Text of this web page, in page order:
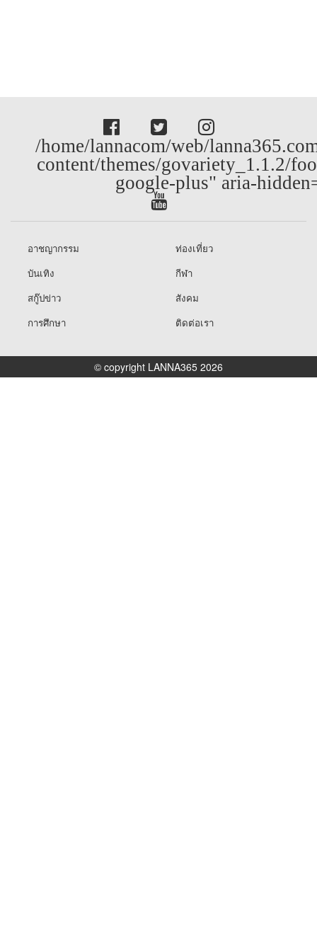
/home/lannacom/web/
content/themes/govariety_1.1.2/
google-plus" aria-
อาชญากรรม
ท่องเที่ยว
บันเทิง
กีฬา
สกู๊ปข่าว
สังคม
การศึกษา
ติดต่อเรา
© copyright LANNA365 2026